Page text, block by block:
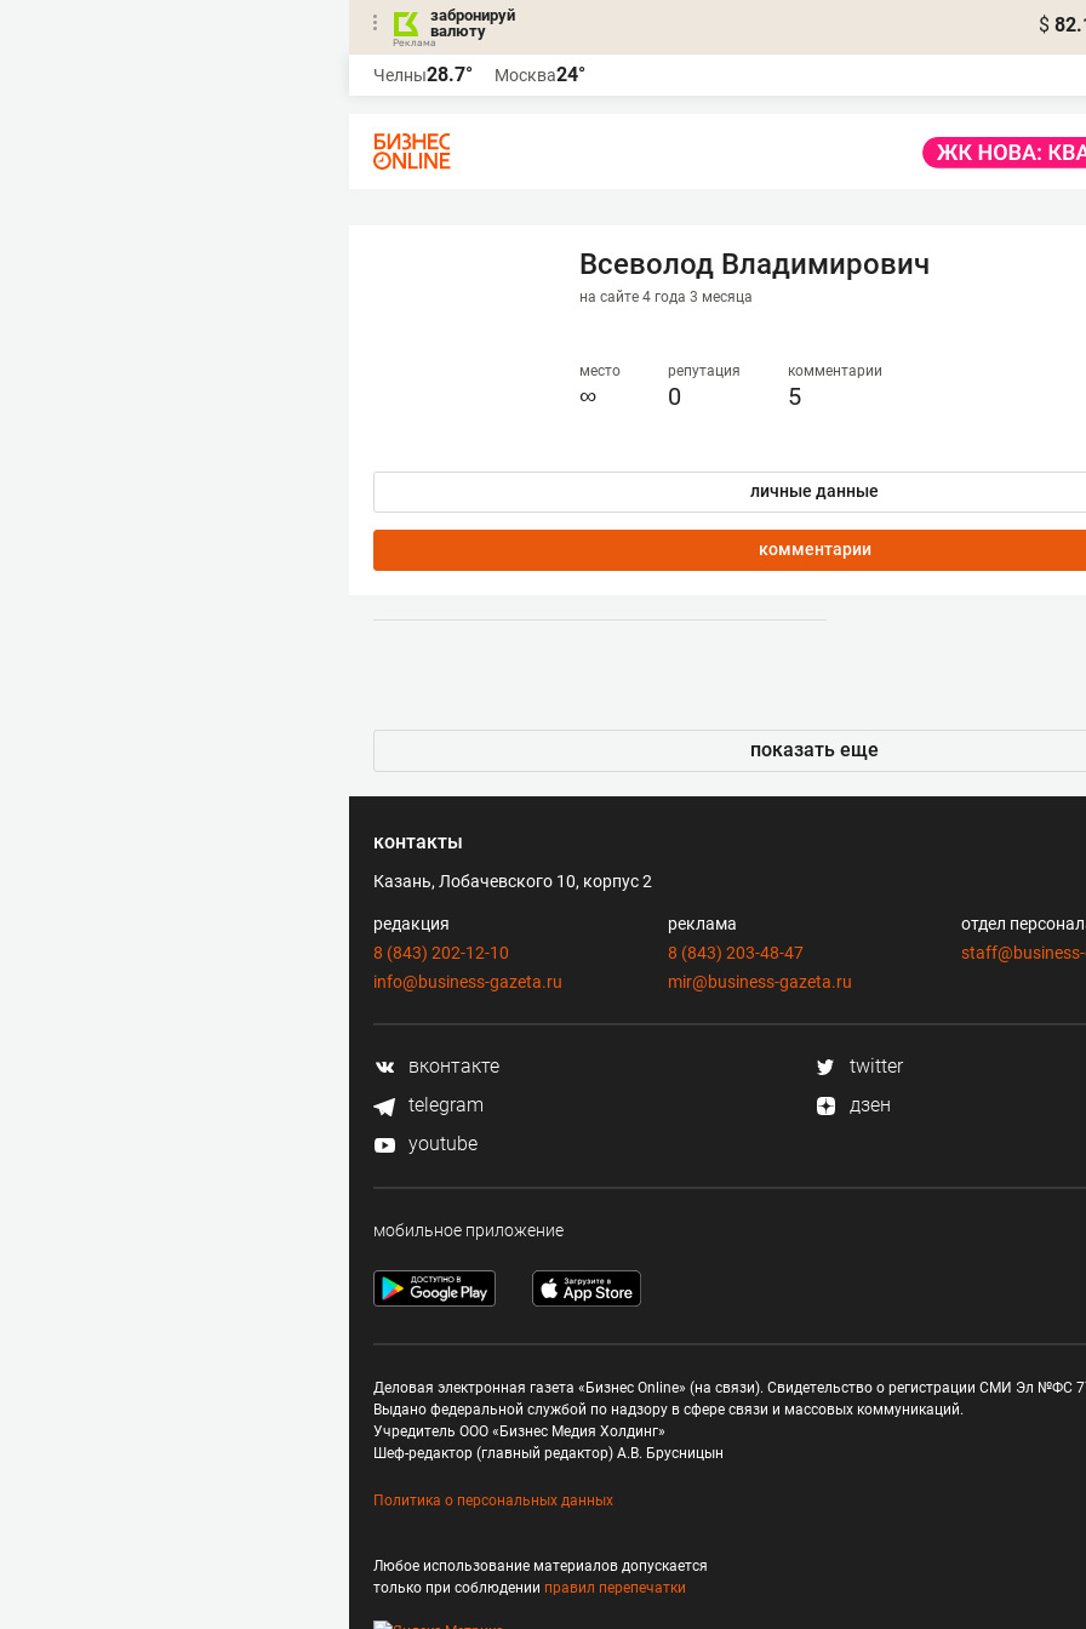
забронируй
валюту
$
Челны28.7° Москва24°
Всеволод Владимирович
на сайте 4 года 3 месяца
место
∞
репутация
0
комментарии
5
личные данные
комментарии
показать еще
контакты
Казань, Лобачевского 10, корпус 2
редакция
8 (843) 202-12-10
info@business-gazeta.ru
реклама
8 (843) 203-48-47
mir@business-gazeta.ru
отдел
вконтакте
twitter
telegram
дзен
youtube
мобильное приложение
Деловая электронная газета «Бизнес Online» (на связи). Свидетельство о регистрации СМИ Эл №ФС
Выдано федеральной службой по надзору в сфере связи и массовых коммуникаций.
Учредитель ООО «Бизнес Медия Холдинг»
Шеф-редактор (главный редактор) А.В. Брусницын
Политика о персональных данных
Любое использование материалов допускается
только при соблюдении правил перепечатки